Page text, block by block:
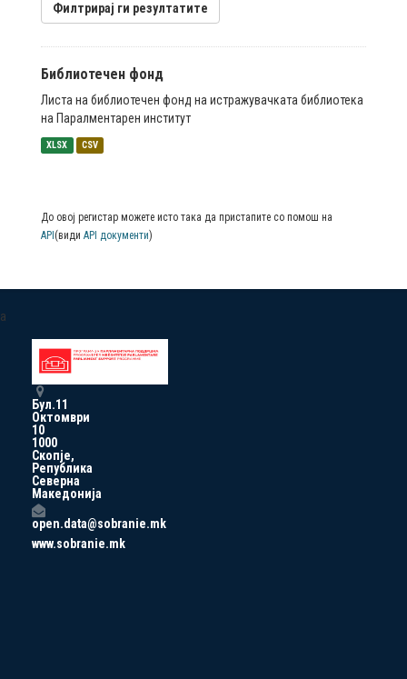
Филтрирај ги резултатите
Библиотечен фонд
Листа на библиотечен фонд на истражувачката библиотека
на Паралментарен институт
XLSX CSV
До овој регистар можете исто така да пристапите со помош на
API (види API документи)
a
Бул.11
Октомври
10
1000
Скопје,
Република
Северна
Македонија
open.data@sobranie.mk
www.sobranie.mk